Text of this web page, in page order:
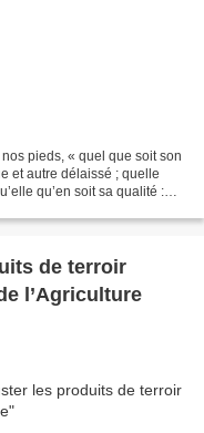
pieds, « quel que soit son
et autre délaissé ; quelle
qu’en soit sa qualité :
de terroir
l’Agriculture